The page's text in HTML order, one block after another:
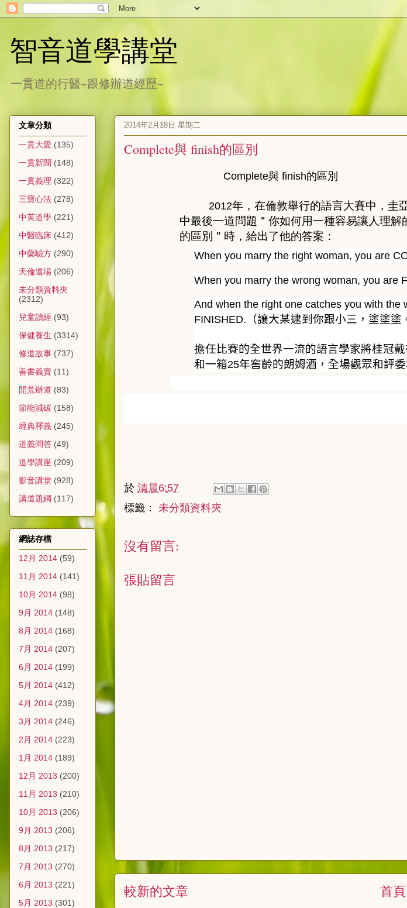
智音道學講堂
一貫道的行醫~跟修辦道經歷~
2014年2月18日 星期二
Complete與 finish的區別
Complete與 finish的區別
2012年，在倫敦舉行的語言大賽中，圭
中最後一道問題＂你如何用一種容易讓人理解
的區別＂時，給出了他的答案：
When you marry the right woman, you are
When you marry the wrong woman, you are
And when the right one catches you with the
FINISHED. （讓大某逮到你跟小三，塗塗塗
擔任比賽的全世界一流的語言學家將桂冠
和一箱25年窖齡的朗姆酒，全場觀眾和評
於 清晨6:57
標籤： 未分類資料夾
沒有留言:
張貼留言
較新的文章 首頁
文章分類
一貫大愛 (135)
一貫新聞 (148)
一貫義理 (322)
三寶心法 (278)
中英道學 (221)
中醫臨床 (412)
中藥驗方 (290)
天倫道場 (206)
未分類資料夾
(2312)
兒童讀經 (93)
保健養生 (3314)
修道故事 (737)
善書義賣 (11)
開荒辦道 (83)
節能減碳 (158)
經典釋義 (245)
道義問答 (49)
道學講座 (209)
影音講堂 (928)
講道題綱 (117)
網誌存檔
12月 2014 (59)
11月 2014 (141)
10月 2014 (98)
9月 2014 (148)
8月 2014 (168)
7月 2014 (207)
6月 2014 (199)
5月 2014 (412)
4月 2014 (239)
3月 2014 (246)
2月 2014 (223)
1月 2014 (189)
12月 2013 (200)
11月 2013 (210)
10月 2013 (206)
9月 2013 (206)
8月 2013 (217)
7月 2013 (270)
6月 2013 (221)
5月 2013 (301)